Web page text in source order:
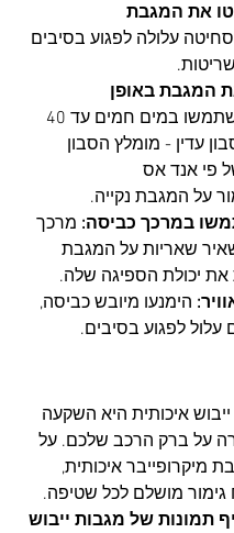
את המגבת
סחיטה עלולה לפגוע בסיבים
המגבת באופן
עדין - מומלץ הסבון
פי אנד אס
במרכך כביסה: מרכך
שאריות על המגבת
את יכולת הספיגה שלה.
הימנעו מיובש כביסה,
עלול לפגוע בסיבים.
איכותית היא השקעה
על ברק הרכב שלכם. על
מיקרופייבר איכותית,
גימור מושלם לכל שטיפה.
תמונות של מגבות ייבוש